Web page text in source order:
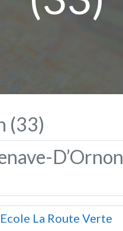
(33)
D’Ornon
La Route Verte